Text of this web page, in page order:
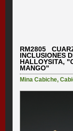
RM2805
INCLUSIONES
HALLOYSITA,
MANGO"
Mina Cabiche,